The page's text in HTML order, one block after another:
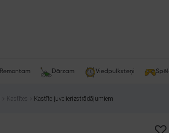
Remontam Dārzam Viedpulksteņi
Kastītes Kastīte juvelierizstrādājumiem